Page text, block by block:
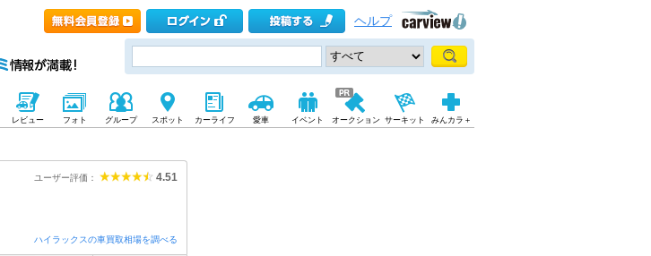
ヘルプ
レビュー フォト グループ スポット カーライフ 愛車 イベント オークション サーキット みんカラ＋
ユーザー評価： 4.51
ハイラックスの車買取相場を調べる